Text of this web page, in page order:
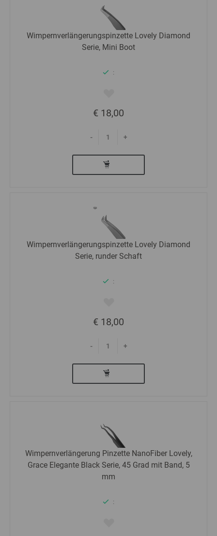
Wimpernverlängerungspinzette Lovely Diamond
Serie, Mini Boot
:
€ 18,00
- +
Wimpernverlängerungspinzette Lovely Diamond
Serie, runder Schaft
:
€ 18,00
- +
Wimpernverlängerung Pinzette NanoFiber Lovely,
Grace Elegante Black Serie, 45 Grad mit Band, 5
mm
: